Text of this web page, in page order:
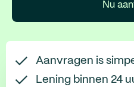
Nu
Aanvragen is
Lening binnen 24